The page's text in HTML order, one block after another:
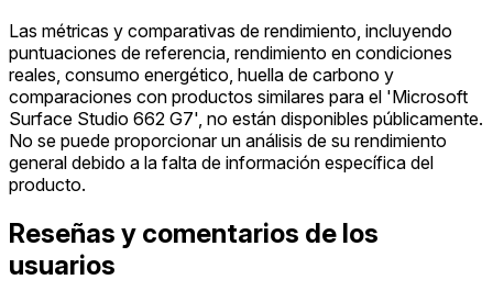
Las métricas y comparativas de rendimiento, incluyendo
puntuaciones de referencia, rendimiento en condiciones
reales, consumo energético, huella de carbono y
comparaciones con productos similares para el 'Microsoft
Surface Studio 662 G7', no están disponibles públicamente.
No se puede proporcionar un análisis de su rendimiento
general debido a la falta de información específica del
producto.
Reseñas y comentarios de los
usuarios